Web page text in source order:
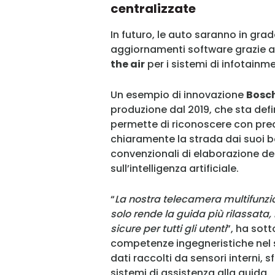
centralizzate
In futuro, le auto saranno in
aggiornamenti software grazie
the airper i sistemi di
Un esempio di innovazione
produzione dal 2019, che sta
permette di riconoscere con
chiaramente la strada dai suoi
convenzionali di elaborazione
sull’intelligenza artificiale.
“La nostra telecamera
solo rende la guida più
sicure per tutti gli utenti”, ha
competenze ingegneristiche
dati raccolti da sensori interni,